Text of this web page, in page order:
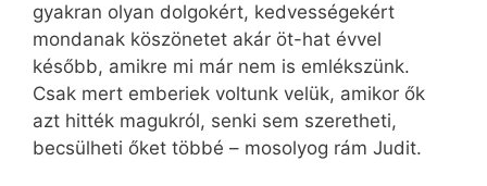
gyakran olyan dolgokért, kedvességekért
mondanak köszönetet akár öt-hat évvel
később, amikre mi már nem is emlékszünk.
Csak mert emberiek voltunk velük, amikor ők
azt hitték magukról, senki sem szeretheti,
becsülheti őket többé – mosolyog rám Judit.